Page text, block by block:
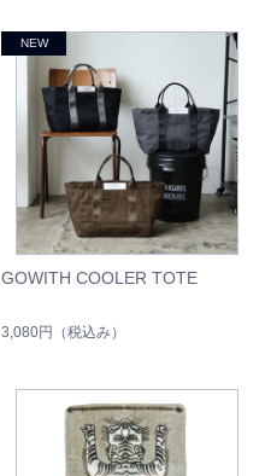
GOWITH COOLER TOTE
3,080円 （税込み）